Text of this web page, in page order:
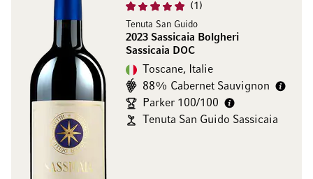
1
Tenuta San Guido
2023 Sassicaia Bolgheri
Sassicaia DOC
Toscane, Italie
88% Cabernet Sauvignon
Parker 100/100
Tenuta San Guido Sassicaia